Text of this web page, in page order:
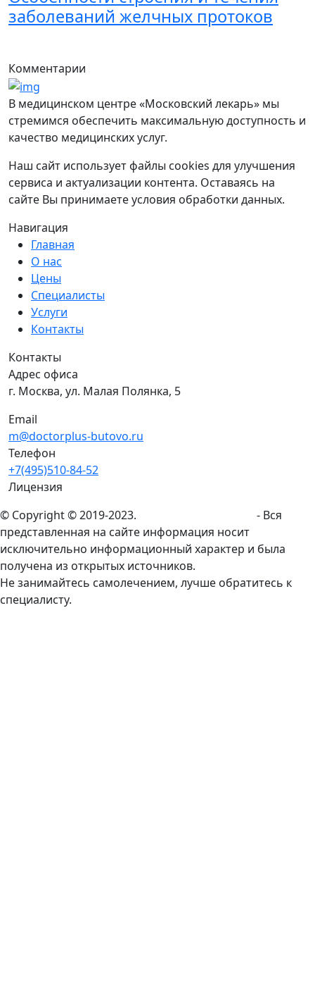
заболеваний желчных протоков
Комментарии
В медицинском центре «Московский лекарь» мы
стремимся обеспечить максимальную доступность и
качество медицинских услуг.
Наш сайт использует файлы cookies для улучшения
сервиса и актуализации контента. Оставаясь на
сайте Вы принимаете условия обработки данных.
Навигация
Главная
О нас
Цены
Специалисты
Услуги
Контакты
Контакты
Адрес офиса
г. Москва, ул. Малая Полянка, 5
Email
m@doctorplus-butovo.ru
Телефон
+7(495)510-84-52
Лицензия
© Copyright © 2019-2023.
- Вся
представленная на сайте информация носит
исключительно информационный характер и была
получена из открытых источников.
Не занимайтесь самолечением, лучше обратитесь к
специалисту.